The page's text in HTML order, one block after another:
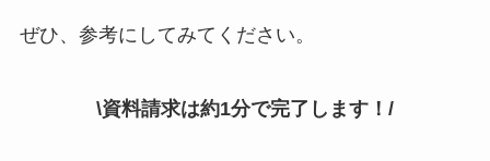
ぜひ、参考にしてみてください。
\資料請求は約1分で完了します！/